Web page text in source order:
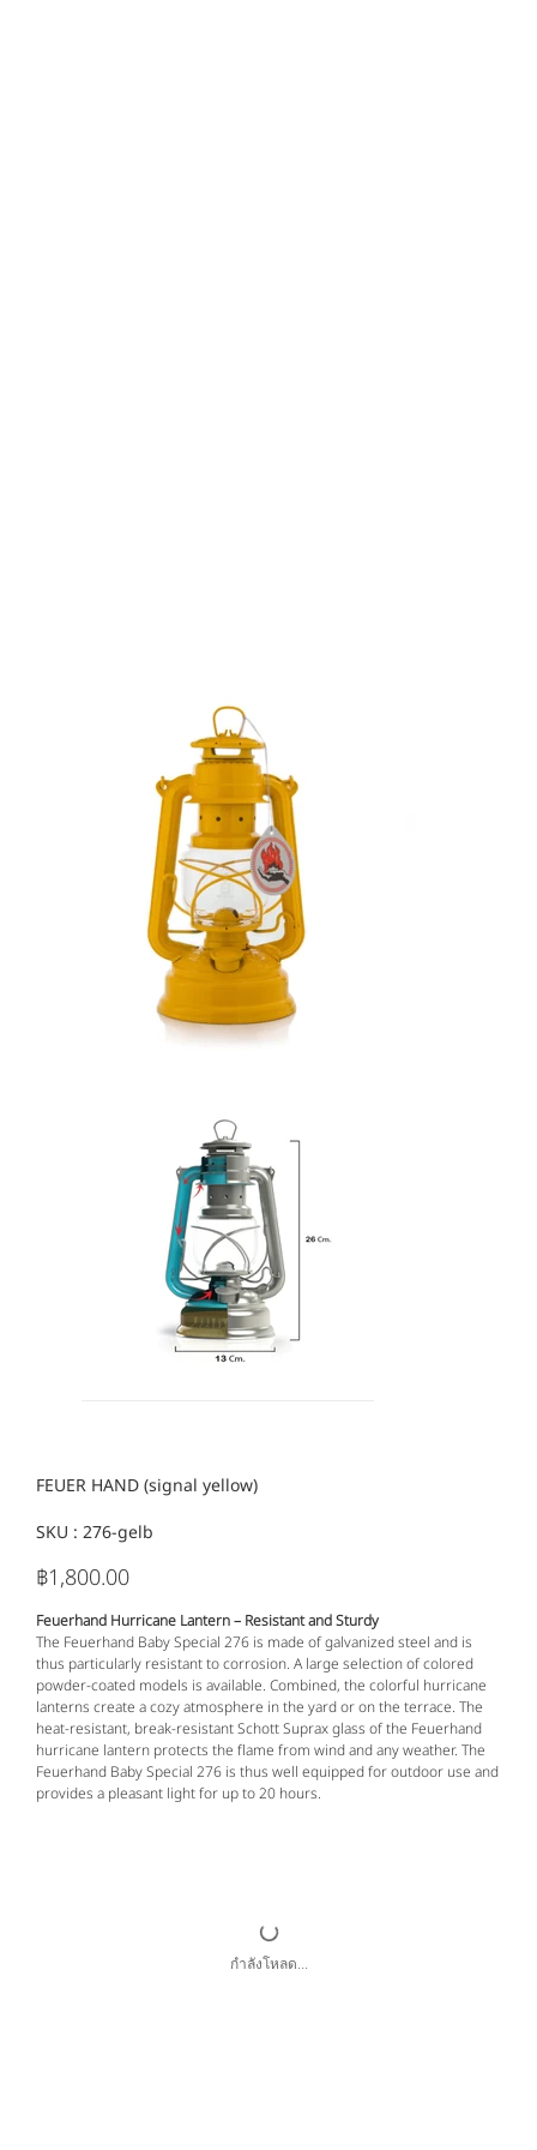
FEUER HAND (signal yellow)
SKU : SKU
276-
276-gelb
ราคา
฿1,800.00
Feuerhand Hurricane Lantern – Resistant and Sturdy
The Feuerhand Baby Special 276 is made of galvanized steel and is
thus particularly resistant to corrosion. A large selection of colored
powder-coated models is available. Combined, the colorful hurricane
lanterns create a cozy atmosphere in the yard or on the terrace. The
heat-resistant, break-resistant Schott Suprax glass of the Feuerhand
hurricane lantern protects the flame from wind and any weather. The
Feuerhand Baby Special 276 is thus well equipped for outdoor use and
provides a pleasant light for up to 20 hours.
กำลังโหลด...